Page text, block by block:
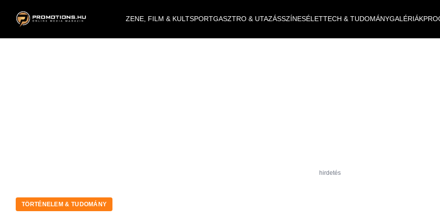
ZENE, FILM & KULTSPORTGASZTRO & UTAZÁSSZÍNESÉLETTECH & TUDOMÁNYGALÉRIÁK
hirdetés
TÖRTÉNELEM & TUDOMÁNY